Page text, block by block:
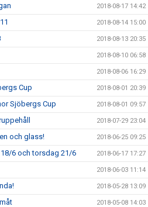
2018-08-17 14:42
2018-08-14 15:00
2018-08-13 20:35
2018-08-10 06:58
2018-08-06 16:29
Cup 2018-08-01 20:39
Sjöbergs Cup 2018-08-01 09:57
2018-07-29 23:04
och glass! 2018-06-25 09:25
6 och torsdag 21/6 2018-06-17 17:27
2018-06-03 11:14
2018-05-28 13:09
2018-05-08 14:03